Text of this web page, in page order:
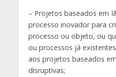
– Projetos baseados em
processo inovador para
processo ou objeto, ou
ou processos já
aos projetos baseados
disruptivas;